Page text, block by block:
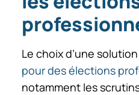
Le choix d’une
pour des élections
notamment les